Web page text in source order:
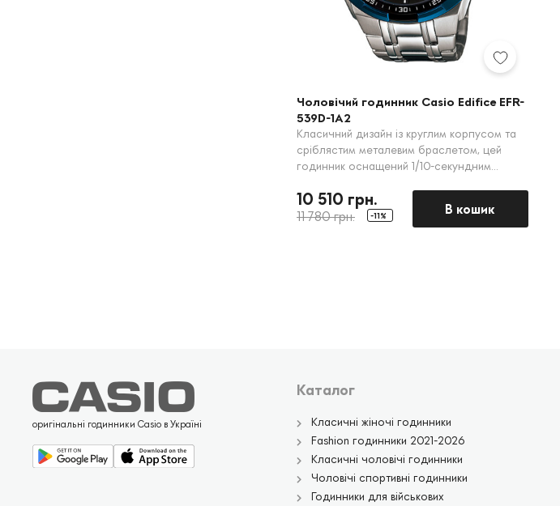
Чоловічий годинник Casio Edifice EFR-
539D-1A2
Класичний дизайн із круглим корпусом та
сріблястим металевим браслетом, цей
годинник оснащений 1/10-секундним
дати, що робить його ідеальним для
щоденного використання.
10 510 грн.
11 780 грн. -11% В кошик
оригінальні годинники Casio в Україні
Каталог
Класичні жіночі годинники
Fashion годинники 2021-2026
Класичні чоловічі годинники
Чоловічі спортивні годинники
Годинники для військових